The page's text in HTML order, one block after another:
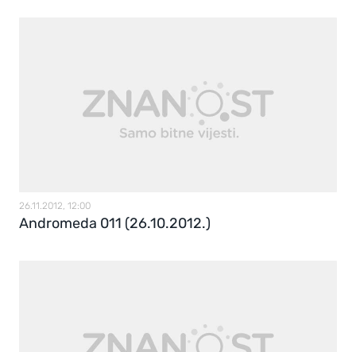
26.11.2012, 12:00
Andromeda 011 (26.10.2012.)